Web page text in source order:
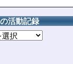
活動記録